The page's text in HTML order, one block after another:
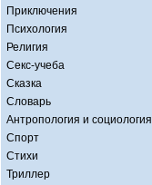
Приключения
Психология
Религия
Секс-учеба
Сказка
Словарь
Антропология и социология
Спорт
Стихи
Триллер